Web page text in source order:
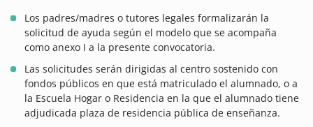
Los padres/madres o tutores legales formalizarán la
solicitud de ayuda según el modelo que se acompaña
como anexo I a la presente convocatoria.
Las solicitudes serán dirigidas al centro sostenido con
fondos públicos en que está matriculado el alumnado, o a
la Escuela Hogar o Residencia en la que el alumnado tiene
adjudicada plaza de residencia pública de enseñanza.